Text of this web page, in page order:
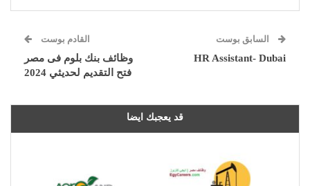
السابق بوست
HR Assistant- Dubai
القادم بوست
وظائف بنك بلوم فى مصر
فتح التقديم لحديثي 2024
قد يعجبك ايضا